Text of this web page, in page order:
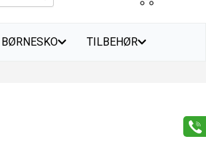
BØRNESKO TILBEHØR